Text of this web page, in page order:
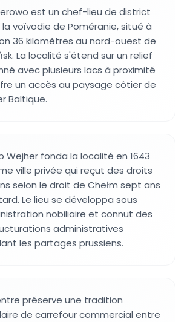
est un chef-lieu de district
voïvodie de Poméranie, situé à
36 kilomètres au nord-ouest de
La localité s'étend sur un relief
avec plusieurs lacs à proximité
un accès au paysage côtier de
Baltique.
Wejher fonda la localité en 1643
ville privée qui reçut des droits
selon le droit de Chełm sept ans
Le lieu se développa sous
nobiliaire et connut des
administratives
les partages prussiens.
préserve une tradition
de carrefour commercial entre